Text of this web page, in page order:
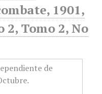
1901,
2, Tomo 2, No